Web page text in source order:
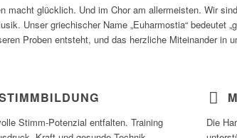
macht glücklich. Und im Chor am allermeisten. Wir
Unser griechischer Name „Euharmostia“ bedeutet
Proben entsteht, und das herzliche Miteinander in
Stimm-Potenzial entfalten. Training
Die